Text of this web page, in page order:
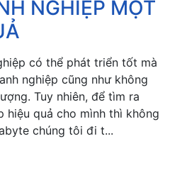
NGHIỆP MỘT
có thể phát triển tốt mà
nghiệp cũng như không
Tuy nhiên, để tìm ra
hiệu quả cho mình thì không
chúng tôi đi t...